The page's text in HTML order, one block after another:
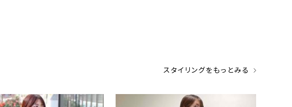
スタイリングをもっとみる